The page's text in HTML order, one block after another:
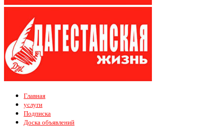
Главная
услуги
Подписка
Доска объявлений